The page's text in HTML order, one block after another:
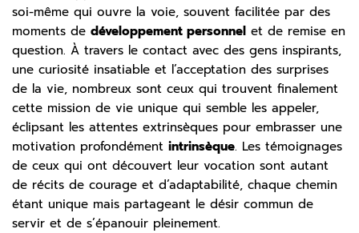
soi-même qui ouvre la voie, souvent facilitée par des
moments de développement personnel et de remise en
question. À travers le contact avec des gens inspirants,
une curiosité insatiable et l’acceptation des surprises
de la vie, nombreux sont ceux qui trouvent finalement
cette mission de vie unique qui semble les appeler,
éclipsant les attentes extrinsèques pour embrasser une
motivation profondément intrinsèque. Les témoignages
de ceux qui ont découvert leur vocation sont autant
de récits de courage et d’adaptabilité, chaque chemin
étant unique mais partageant le désir commun de
servir et de s’épanouir pleinement.